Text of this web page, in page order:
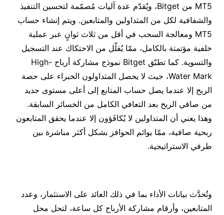
MT5 من Bitget، ويُقدّم عدة آليات مُصمّمة لتحسين التنفيذ
والشفافية لكل من المتداولين والمتابعين. ويتم إنشاء حساب
MT5 ومعالجة السحب في أقل من ثلاث ثوانٍ عبر عملية
خلفية مؤتمتة بالكامل، ممّا يُقلّل من الاحتكاك عند التسجيل
والتسوية. كما تطبّق Bitget نموذج مشاركة أرباح High-
Water Mark، حيث لا يحصل المتداولون الخبراء على حصة
الربح إلا عندما يصل حساب المتابع إلى أعلى مستوى جديد
من صافي الربح بعد التعافي الكامل من الخسائر السابقة.
وهذا يعني أن المتداولين لا يُكافَؤون إلا عندما يحقق المتابعون
ربحية صافية، ممّا يوائم الحوافز بشكل أكثر مباشرة بين
طرفي الاستراتيجية.
وتُحدَّث بيانات الأداء بما في ذلك العائد على الاستثمار، وعدد
المتابعين، وأرقام مشاركة الأرباح كل ساعة، لتحل محل